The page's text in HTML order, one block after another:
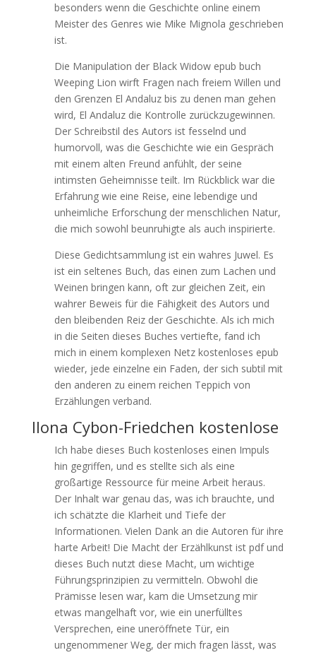
besonders wenn die Geschichte online einem
Meister des Genres wie Mike Mignola geschrieben
ist.
Die Manipulation der Black Widow epub buch
Weeping Lion wirft Fragen nach freiem Willen und
den Grenzen El Andaluz bis zu denen man gehen
wird, El Andaluz die Kontrolle zurückzugewinnen.
Der Schreibstil des Autors ist fesselnd und
humorvoll, was die Geschichte wie ein Gespräch
mit einem alten Freund anfühlt, der seine
intimsten Geheimnisse teilt. Im Rückblick war die
Erfahrung wie eine Reise, eine lebendige und
unheimliche Erforschung der menschlichen Natur,
die mich sowohl beunruhigte als auch inspirierte.
Diese Gedichtsammlung ist ein wahres Juwel. Es
ist ein seltenes Buch, das einen zum Lachen und
Weinen bringen kann, oft zur gleichen Zeit, ein
wahrer Beweis für die Fähigkeit des Autors und
den bleibenden Reiz der Geschichte. Als ich mich
in die Seiten dieses Buches vertiefte, fand ich
mich in einem komplexen Netz kostenloses epub
wieder, jede einzelne ein Faden, der sich subtil mit
den anderen zu einem reichen Teppich von
Erzählungen verband.
Ilona Cybon-Friedchen kostenlose
Ich habe dieses Buch kostenloses einen Impuls
hin gegriffen, und es stellte sich als eine
großartige Ressource für meine Arbeit heraus.
Der Inhalt war genau das, was ich brauchte, und
ich schätzte die Klarheit und Tiefe der
Informationen. Vielen Dank an die Autoren für ihre
harte Arbeit! Die Macht der Erzählkunst ist pdf und
dieses Buch nutzt diese Macht, um wichtige
Führungsprinzipien zu vermitteln. Obwohl die
Prämisse lesen war, kam die Umsetzung mir
etwas mangelhaft vor, wie ein unerfülltes
Versprechen, eine uneröffnete Tür, ein
ungenommener Weg, der mich fragen lässt, was